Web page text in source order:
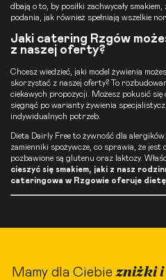
dbają o to, by posiłki zachwycały smakiem,
podania, jak również spełniają wszelkie
Jaki catering Rzgów
z naszej oferty?
Chcesz wiedzieć, jaki model żywienia
skorzystać z naszej oferty? To
ciekawych propozycji. Możesz pokusić
sięgnąć po warianty żywienia
indywidualnych potrzeb.
Dieta Dairly Free to żywność dla
zamienniki spożywcze, co sprawia, że jest
pozbawione są glutenu oraz laktozy.
cieszyć się smakiem, jaki z nasz
cateringowa w Rzgowie oferuje
Mamy dla Ciebie zniżki